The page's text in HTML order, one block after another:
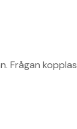
Frågan kopplas